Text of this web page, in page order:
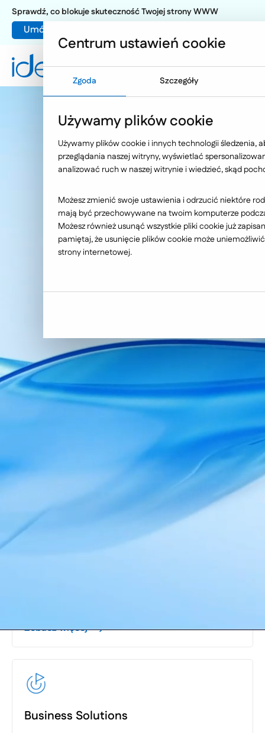
Umów warsztat UX
Sprawdź, co blokuje skuteczność Twojej strony WWW
Rozwiązania AI, które dają
nieograniczone możliwości
Inni napiszą oprogramowanie.
Sprawdź ofertę
Co możemy dla Ciebie zrobić?
Mamy wszystko, czego potrzebujesz,
żeby Twój biznes rósł w siłę
Zobacz więcej
Business Solutions
Centrum ustawień cookie
Zgoda Szczegóły
Używamy plików cookie
Używamy plików cookie i innych technologii śledzenia,
przeglądania naszej witryny, wyświetlać
analizować ruch w naszej witrynie i wiedzieć, skąd
Możesz zmienić swoje ustawienia i odrzucić niektóre
mają być przechowywane na twoim komputerze
Możesz również usunąć wszystkie pliki cookie już
pamiętaj, że usunięcie plików cookie może
strony internetowej.